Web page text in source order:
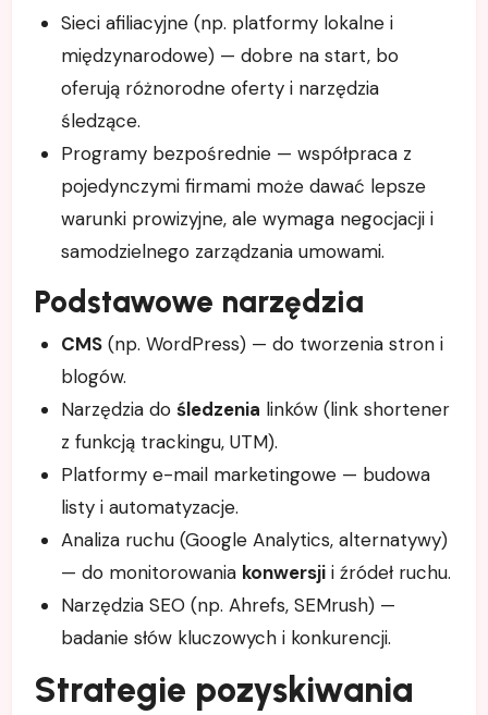
Sieci afiliacyjne (np. platformy lokalne i
międzynarodowe) — dobre na start, bo
oferują różnorodne oferty i narzędzia
śledzące.
Programy bezpośrednie — współpraca z
pojedynczymi firmami może dawać lepsze
warunki prowizyjne, ale wymaga negocjacji i
samodzielnego zarządzania umowami.
Podstawowe narzędzia
CMS (np. WordPress) — do tworzenia stron i
blogów.
Narzędzia dośledzenia linków (link shortener
z funkcją trackingu, UTM).
Platformy e-mail marketingowe — budowa
listy i automatyzacje.
Analiza ruchu (Google Analytics, alternatywy)
— do monitorowania konwersji i źródeł ruchu.
Narzędzia SEO (np. Ahrefs, SEMrush) —
badanie słów kluczowych i konkurencji.
Strategie pozyskiwania